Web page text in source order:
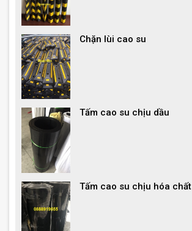
Chặn lùi cao su
Tấm cao su chịu dầu
Tấm cao su chịu hóa chất